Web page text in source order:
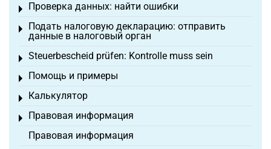
Проверка данных: найти ошибки
Toggle menu
Подать налоговую декларацию: отправить
данные в налоговый орган
Toggle menu
Steuerbescheid prüfen: Kontrolle muss sein
Toggle menu
Помощь и примеры
Toggle menu
Калькулятор
Toggle menu
Правовая информация
Toggle menu
Правовая информация